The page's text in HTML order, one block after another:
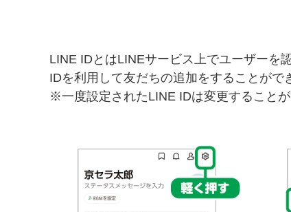
LINE IDとはLINEサービス上でユーザーを
IDを利用して友だちの追加をすることがで
※一度設定されたLINE IDは変更することが